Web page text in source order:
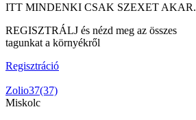
ITT MINDENKI CSAK SZEXET AKAR.
REGISZTRÁLJ és nézd meg az összes
tagunkat a környékről
Regisztráció
Zolio37(37)
Miskolc